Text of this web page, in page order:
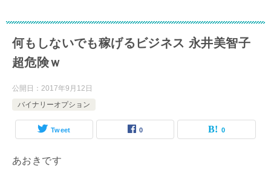
何もしないでも稼げるビジネス 永井美智子
超危険ｗ
公開日： 2017年9月12日
バイナリーオプション
Tweet 0 0
あおきです